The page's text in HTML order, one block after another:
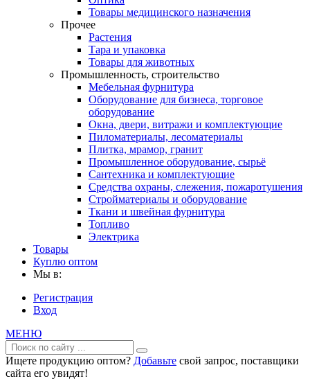
Товары медицинского назначения
Прочее
Растения
Тара и упаковка
Товары для животных
Промышленность, строительство
Мебельная фурнитура
Оборудование для бизнеса, торговое
оборудование
Окна, двери, витражи и комплектующие
Пиломатериалы, лесоматериалы
Плитка, мрамор, гранит
Промышленное оборудование, сырьё
Сантехника и комплектующие
Средства охраны, слежения, пожаротушения
Стройматериалы и оборудование
Ткани и швейная фурнитура
Топливо
Электрика
Товары
Куплю оптом
Мы в:
Регистрация
Вход
МЕНЮ
Ищете продукцию оптом? Добавьте свой запрос, поставщики
сайта его увидят!